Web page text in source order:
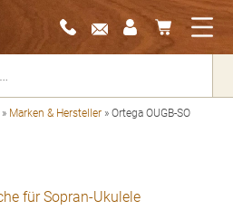
» Marken & Hersteller »Ortega OUGB-SO